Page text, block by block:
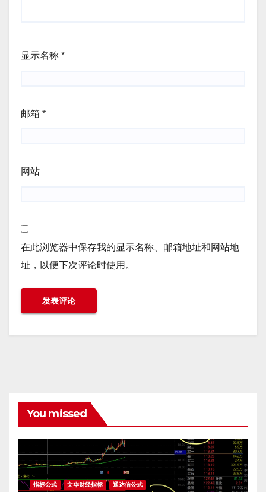
显示名称 *
邮箱 *
网站
在此浏览器中保存我的显示名称、邮箱地址和网站地
址，以便下次评论时使用。
You missed
指标公式 文华财经指标 通达信公式